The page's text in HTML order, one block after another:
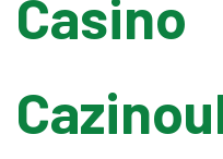
Thermal Transfer
Metal Detectors
Casino